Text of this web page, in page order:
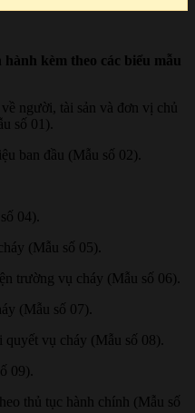
kèm theo các biểu mẫu
người, tài sản và đơn vị chủ
số 01).
ban đầu (Mẫu số 02).
04).
(Mẫu số 05).
trường vụ cháy (Mẫu số 06).
(Mẫu số 07).
vụ cháy (Mẫu số 08).
09).
thủ tục hành chính (Mẫu số